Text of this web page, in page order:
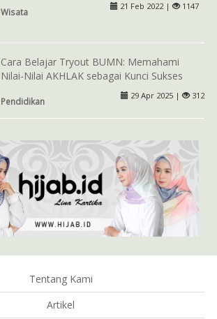
Wisata
21 Feb 2022 | 1147
Cara Belajar Tryout BUMN: Memahami
Nilai-Nilai AKHLAK sebagai Kunci Sukses
Pendidikan
29 Apr 2025 | 312
Tentang Kami
Artikel